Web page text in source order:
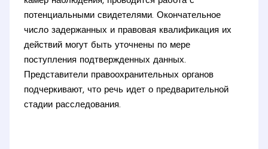
потенциальными свидетелями. Окончательное
число задержанных и правовая квалификация их
действий могут быть уточнены по мере
поступления подтвержденных данных.
Представители правоохранительных органов
подчеркивают, что речь идет о предварительной
стадии расследования.